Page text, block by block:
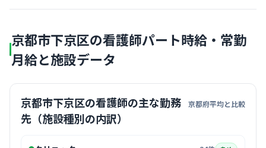
京都市下京区の看護師パート時給・常勤
月給と施設データ
京都市下京区の看護師の主な勤務
先（施設種別の内訳）
京都府平均と比較